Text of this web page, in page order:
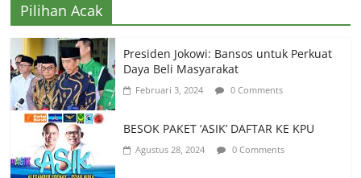
Pilihan Acak
Presiden Jokowi: Bansos untuk Perkuat
Daya Beli Masyarakat
Februari 3, 2024 0 Comments
BESOK PAKET ‘ASIK’ DAFTAR KE KPU
Agustus 28, 2024 0 Comments